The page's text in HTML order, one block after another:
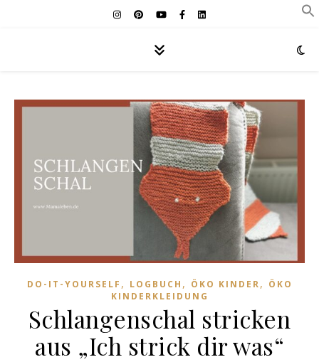
DO-IT-YOURSELF , LOGBUCH , ÖKO KINDER, ÖKO
KINDERKLEIDUNG
Schlangenschal stricken
aus „Ich strick dir was“